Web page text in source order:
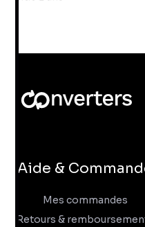
Aide &
Mes commandes
Retours &